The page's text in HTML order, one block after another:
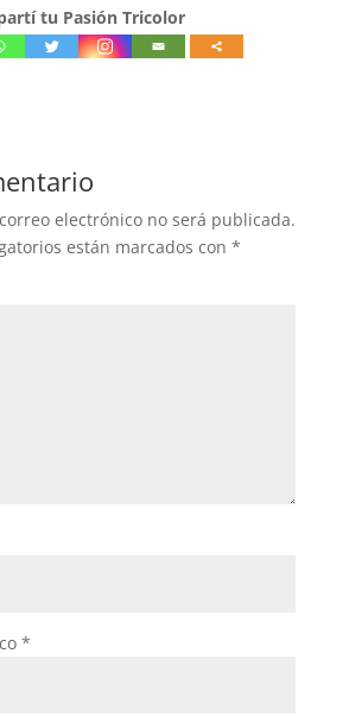
tu Pasión Tricolor
electrónico no será publicada.
están marcados con *
*